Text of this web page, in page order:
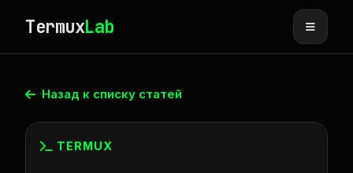
TermuxLab
Назад к списку статей
TERMUX